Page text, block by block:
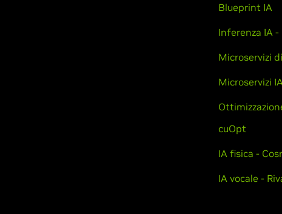
Blueprint IA
Inferenza IA -
Microservizi
Microservizi
cuOpt
IA fisica -
IA vocale -